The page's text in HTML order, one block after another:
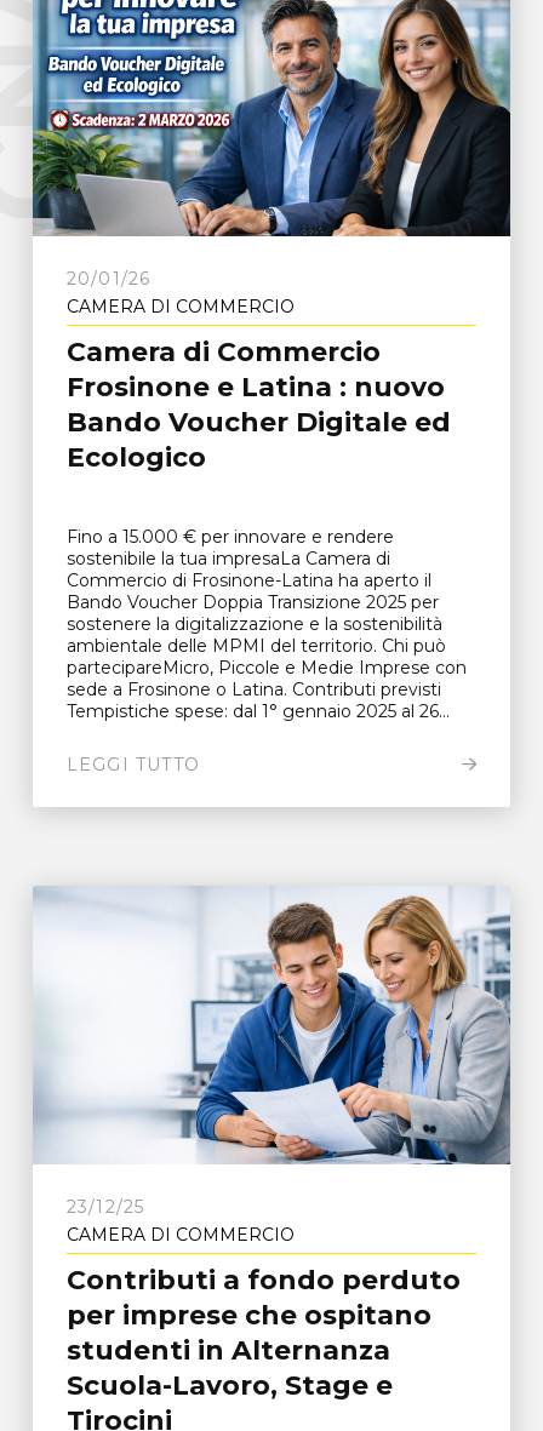
20/01/26
CAMERA DI COMMERCIO
Camera di Commercio
Frosinone e Latina : nuovo
Bando Voucher Digitale ed
Ecologico
Fino a 15.000 € per innovare e rendere
sostenibile la tua impresaLa Camera di
Commercio di Frosinone-Latina ha aperto il
Bando Voucher Doppia Transizione 2025 per
sostenere la digitalizzazione e la sostenibilità
ambientale delle MPMI del territorio. Chi può
partecipareMicro, Piccole e Medie Imprese con
sede a Frosinone o Latina. Contributi previsti
Tempistiche spese: dal 1° gennaio 2025 al 26...
LEGGI TUTTO
23/12/25
CAMERA DI COMMERCIO
Contributi a fondo perduto
per imprese che ospitano
studenti in Alternanza
Scuola-Lavoro, Stage e
Tirocini